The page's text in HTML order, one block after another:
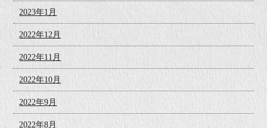
2023年1月
2022年12月
2022年11月
2022年10月
2022年9月
2022年8月